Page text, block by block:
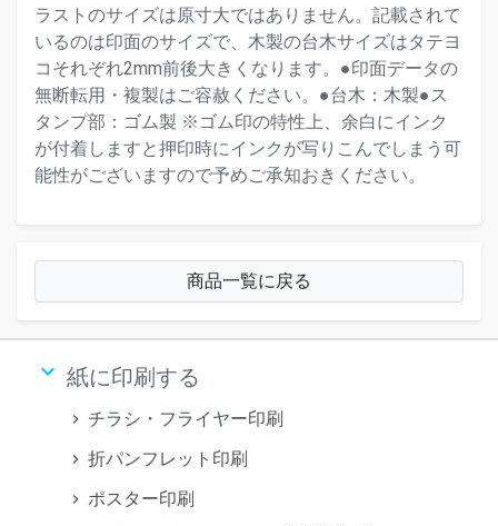
ラストのサイズは原寸大ではありません。記載されて
いるのは印面のサイズで、木製の台木サイズはタテヨ
コそれぞれ2mm前後大きくなります。●印面データの
無断転用・複製はご容赦ください。●台木：木製●ス
タンプ部：ゴム製 ※ゴム印の特性上、余白にインク
が付着しますと押印時にインクが写りこんでしまう可
能性がございますので予めご承知おきください。
商品一覧に戻る
keyboard_arrow_down 紙に印刷する
チラシ・フライヤー印刷
折パンフレット印刷
ポスター印刷